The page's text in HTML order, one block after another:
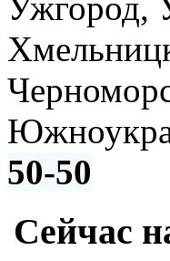
Ужгород,
50-50
Сейчас